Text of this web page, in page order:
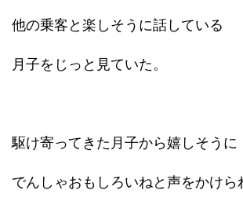
他の乗客と楽しそうに話している
月子をじっと見ていた。
駆け寄ってきた月子から嬉しそうに
でんしゃおもしろいねと声をかけら